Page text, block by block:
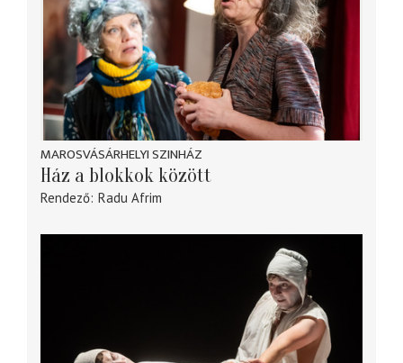
MAROSVÁSÁRHELYI SZINHÁZ
Ház a blokkok között
Rendező Radu Afrim